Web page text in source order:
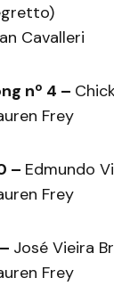
Cavalleri
nº 4 –
Frey
– Edmundo
Frey
José Vieira
Frey